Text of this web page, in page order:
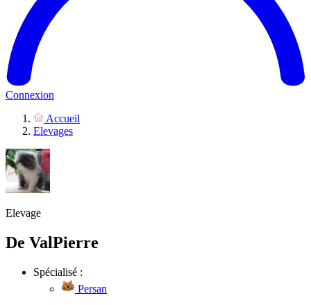
Connexion
Accueil
Elevages
Elevage
De ValPierre
Spécialisé :
Persan